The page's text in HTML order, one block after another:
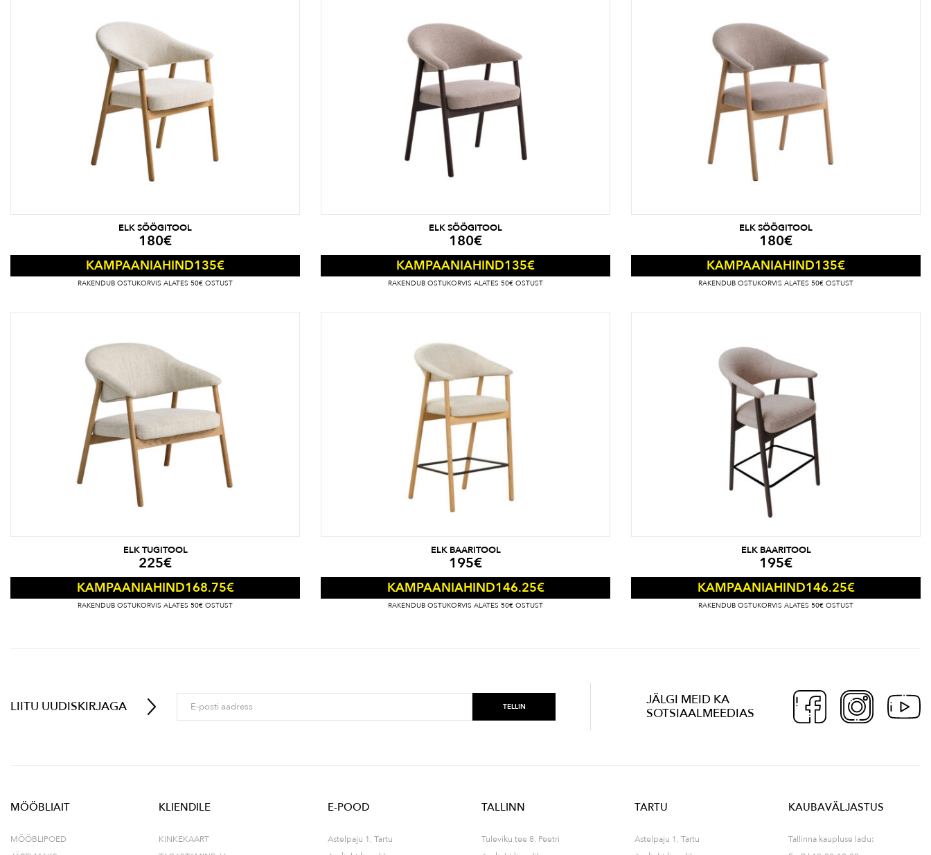
ELK SÖÖGITOOL
180€
KAMPAANIAHIND135€
RAKENDUB OSTUKORVIS ALATES 50€ OSTUST
ELK SÖÖGITOOL
180€
KAMPAANIAHIND135€
RAKENDUB OSTUKORVIS ALATES 50€ OSTUST
ELK SÖÖGITOOL
180€
KAMPAANIAHIND135€
RAKENDUB OSTUKORVIS ALATES 50€ OSTUST
ELK TUGITOOL
225€
KAMPAANIAHIND168.75€
RAKENDUB OSTUKORVIS ALATES 50€ OSTUST
ELK BAARITOOL
195€
KAMPAANIAHIND146.25€
RAKENDUB OSTUKORVIS ALATES 50€ OSTUST
ELK BAARITOOL
195€
KAMPAANIAHIND146.25€
RAKENDUB OSTUKORVIS ALATES 50€ OSTUST
LIITU UUDISKIRJAGA
JÄLGI MEID KA
SOTSIAALMEEDIAS
MÖÖBLIAIT
MÖÖBLIPOED
KLIENDILE
KINKEKAART
E-POOD
Astelpaju 1, Tartu
TALLINN
Tuleviku tee 8, Peetri
TARTU
Astelpaju 1, Tartu
KAUBAVÄLJASTUS
Tallinna kaupluse ladu: